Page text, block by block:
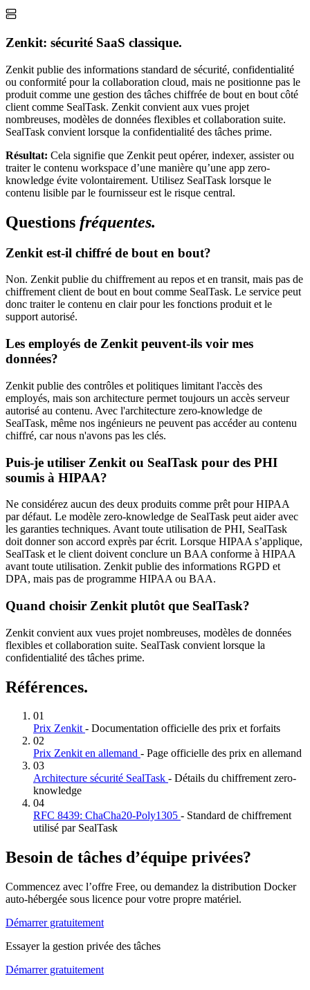
Zenkit: sécurité SaaS classique.
Zenkit publie des informations standard de sécurité, confidentialité
ou conformité pour la collaboration cloud, mais ne positionne pas le
produit comme une gestion des tâches chiffrée de bout en bout côté
client comme SealTask. Zenkit convient aux vues projet
nombreuses, modèles de données flexibles et collaboration suite.
SealTask convient lorsque la confidentialité des tâches prime.
Résultat: Cela signifie que Zenkit peut opérer, indexer, assister ou
traiter le contenu workspace d’une manière qu’une app zero-
knowledge évite volontairement. Utilisez SealTask lorsque le
contenu lisible par le fournisseur est le risque central.
Questions fréquentes.
Zenkit est-il chiffré de bout en bout?
Non. Zenkit publie du chiffrement au repos et en transit, mais pas de
chiffrement client de bout en bout comme SealTask. Le service peut
donc traiter le contenu en clair pour les fonctions produit et le
support autorisé.
Les employés de Zenkit peuvent-ils voir mes
données?
Zenkit publie des contrôles et politiques limitant l'accès des
employés, mais son architecture permet toujours un accès serveur
autorisé au contenu. Avec l'architecture zero-knowledge de
SealTask, même nos ingénieurs ne peuvent pas accéder au contenu
chiffré, car nous n'avons pas les clés.
Puis-je utiliser Zenkit ou SealTask pour des PHI
soumis à HIPAA?
Ne considérez aucun des deux produits comme prêt pour HIPAA
par défaut. Le modèle zero-knowledge de SealTask peut aider avec
les garanties techniques. Avant toute utilisation de PHI, SealTask
doit donner son accord exprès par écrit. Lorsque HIPAA s’applique,
SealTask et le client doivent conclure un BAA conforme à HIPAA
avant toute utilisation. Zenkit publie des informations RGPD et
DPA, mais pas de programme HIPAA ou BAA.
Quand choisir Zenkit plutôt que SealTask?
Zenkit convient aux vues projet nombreuses, modèles de données
flexibles et collaboration suite. SealTask convient lorsque la
confidentialité des tâches prime.
Références.
01
Prix Zenkit- Documentation officielle des prix et forfaits
02
Prix Zenkit en allemand - Page officielle des prix en allemand
03
Architecture sécurité SealTask - Détails du chiffrement zero-
knowledge
04
RFC 8439: ChaCha20-Poly1305 - Standard de chiffrement
utilisé par SealTask
Besoin de tâches d’équipe privées?
Commencez avec l’offre Free, ou demandez la distribution Docker
auto-hébergée sous licence pour votre propre matériel.
Démarrer gratuitement
Essayer la gestion privée des tâches
Démarrer gratuitement